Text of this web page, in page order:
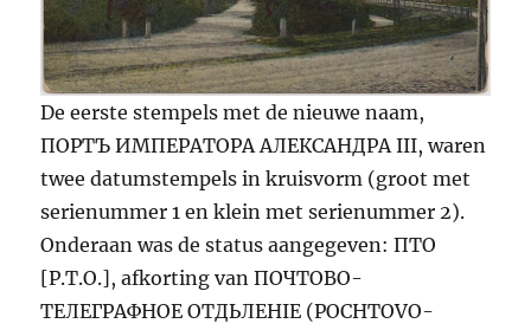
De eerste stempels met de nieuwe naam,
ПОРТЪ ИМПЕРАТОРА АЛЕКСАНДРА III, waren
twee datumstempels in kruisvorm (groot met
serienummer 1 en klein met serienummer 2).
Onderaan was de status aangegeven: ПТО
[P.T.O.], afkorting van ПОЧТОВО-
ТЕЛЕГРАФНОЕ ОТДЬЛЕНIЕ (POCHTOVO-